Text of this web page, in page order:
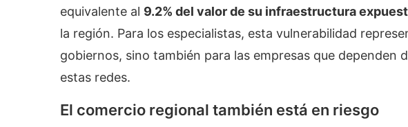
equivalente al 9.2% del valor de su infraestructura
la región. Para los especialistas, esta vulnerabilidad
gobiernos, sino también para las empresas que dependen
estas redes.
El comercio regional también está en riesgo